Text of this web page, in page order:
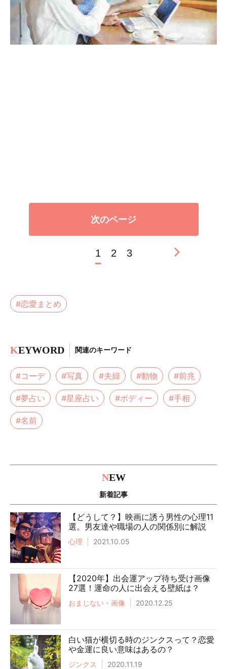
次のページ
1 2 3
#恋愛まとめ
KEYWORD 関連のキーワード
#コーデ #写真 #夫婦 #動物 #前兆
#夢占い #星座占い #ボディー #手相
#名前
NEW
新着記事
【どうして？】映画に誘う男性の心理11
選。男友達や職場の人の関係別に解説
心理 2021.10.05
【2020年】出会運アップ待ち受け画像
27選！運命の人に出会える壁紙は？
おまじない・画像 2020.12.25
白い猫が横切る時のジンクスって？恋愛
や金運に良い意味はあるの？
ジンクス 2020.11.19